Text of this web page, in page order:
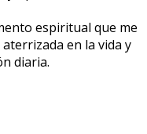
espiritual que me
en la vida y
diaria.